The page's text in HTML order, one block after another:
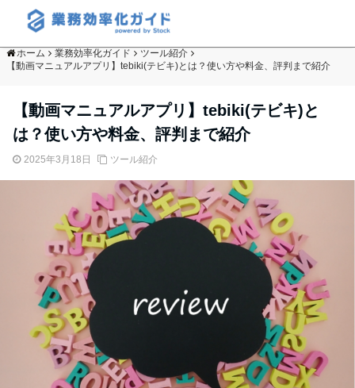
ホーム 業務効率化ガイド
ツール紹介
【動画マニュアルアプリ】tebiki(テビキ)とは？使い方や料金、評判まで紹介
【動画マニュアルアプリ】tebiki(テビキ)と
は？使い方や料金、評判まで紹介
2025年3月18日 ツール紹介